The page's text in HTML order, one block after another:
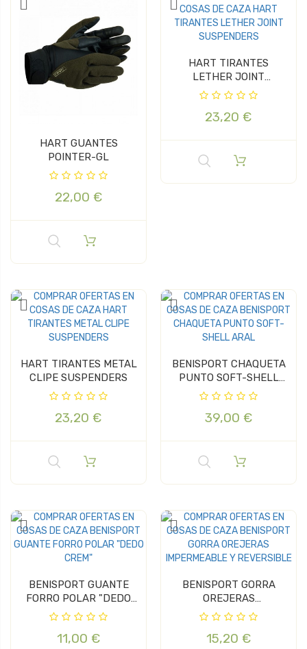
HART GUANTES
POINTER-GL
22,00 €
HART TIRANTES
LETHER JOINT
SUSPENDERS
23,20 €
HART TIRANTES METAL
CLIPE SUSPENDERS
23,20 €
BENISPORT CHAQUETA
PUNTO SOFT-SHELL
ARAL
39,00 €
BENISPORT GUANTE
FORRO POLAR "DEDO
CREM"
11,00 €
BENISPORT GORRA
OREJERAS
IMPERMEABLE Y
15,20 €